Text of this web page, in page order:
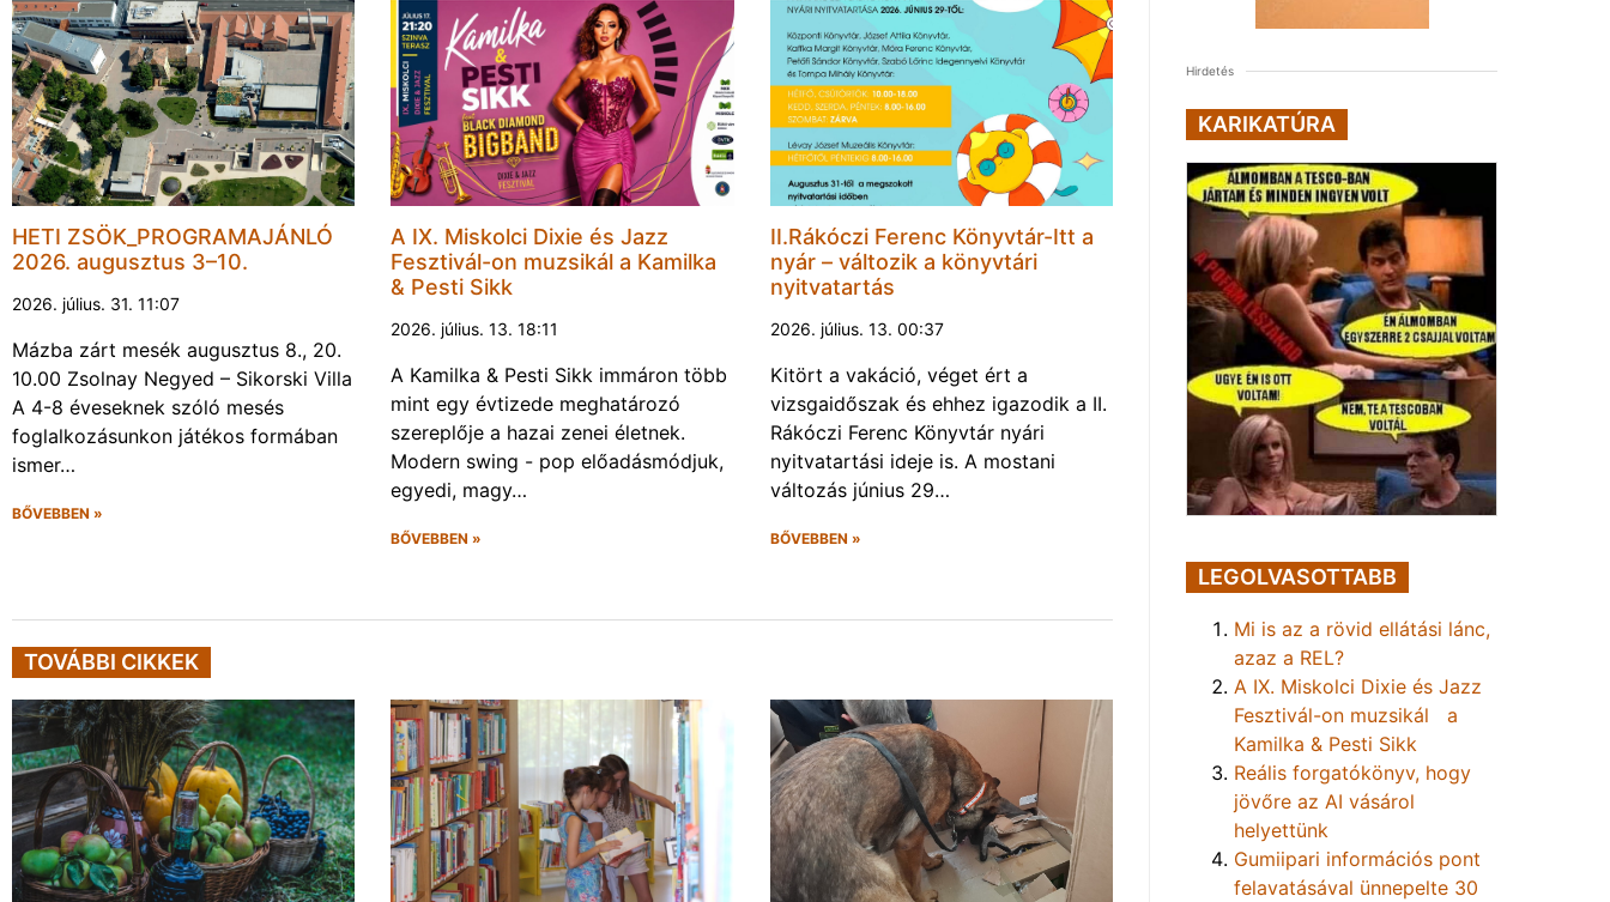
HETI ZSÖK_PROGRAMAJÁNLÓ
2026. augusztus 3–10.
2026. július. 31. 11:07
Mázba zárt mesék augusztus 8., 20.
10.00 Zsolnay Negyed – Sikorski Villa
A 4-8 éveseknek szóló mesés
foglalkozásunkon játékos formában
ismer…
BŐVEBBEN »
A IX. Miskolci Dixie és Jazz
Fesztivál-on muzsikál a Kamilka
& Pesti Sikk
2026. július. 13. 18:11
A Kamilka & Pesti Sikk immáron több
mint egy évtizede meghatározó
szereplője a hazai zenei életnek.
Modern swing - pop előadásmódjuk,
egyedi, magy…
BŐVEBBEN »
II.Rákóczi Ferenc Könyvtár-Itt a
nyár – változik a könyvtári
nyitvatartás
2026. július. 13. 00:37
Kitört a vakáció, véget ért a
vizsgaidőszak és ehhez igazodik a II.
Rákóczi Ferenc Könyvtár nyári
nyitvatartási ideje is. A mostani
változás június 29…
BŐVEBBEN »
TOVÁBBI CIKKEK
Hirdetés
KARIKATÚRA
LEGOLVASOTTABB
Mi is az a rövid ellátási lánc,
azaz a REL?
A IX. Miskolci Dixie és Jazz
Fesztivál-on muzsikál a
Kamilka & Pesti Sikk
Reális forgatókönyv, hogy
jövőre az AI vásárol
helyettünk
Gumiipari információs pont
felavatásával ünnepelte 30